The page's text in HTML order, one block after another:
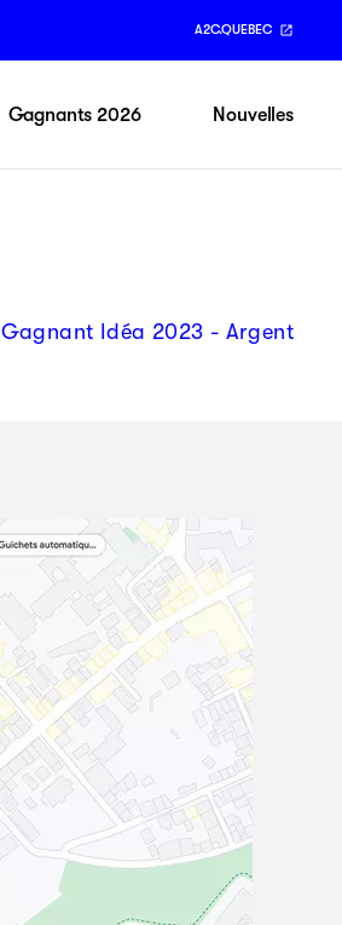
A2C.QUEBEC
Gagnants 2026 Nouvelles
Gagnant Idéa 2023 - Argent